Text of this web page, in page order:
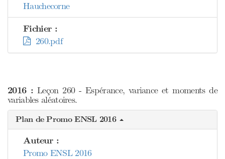
Hauchecorne
Fichier :
260.pdf
2016 : Leçon 260 - Espérance, variance et moments de
variables aléatoires.
Plan de Promo ENSL 2016
Auteur :
Promo ENSL 2016